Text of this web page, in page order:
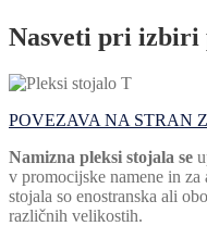
Nasveti pri izbiri
POVEZAVA NA STRAN
Namizna pleksi stojala se
v promocijske namene in
stojala so enostranska ali
različnih velikostih.